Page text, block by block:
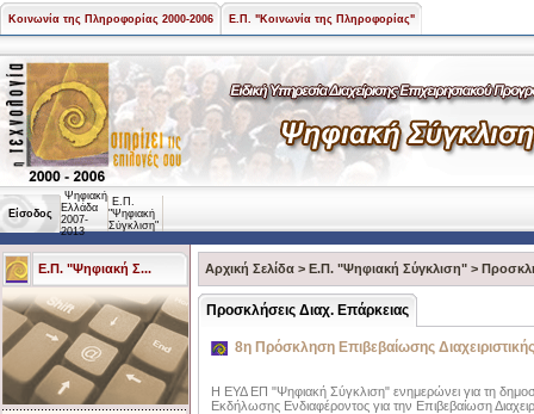
Κοινωνία της Πληροφορίας 2000-2006 Ε.Π. "Κοινωνία της Πληροφορίας"
Είσοδος
Ψηφιακή
Ελλάδα
2007-
2013
Ε.Π.
"Ψηφιακή
Σύγκλιση"
Ε.Π. "Ψηφιακή Σ... Αρχική Σελίδα > Ε.Π. "Ψηφιακή Σύγκλιση" >
Προσκλήσεις Διαχ. Επάρκειας
8η Πρόσκληση Επιβεβαίωσης
Η ΕΥΔ ΕΠ "Ψηφιακή Σύγκλιση" ενημερώνει για τη
Εκδήλωσης Ενδιαφέροντος για την Επιβεβαίωση